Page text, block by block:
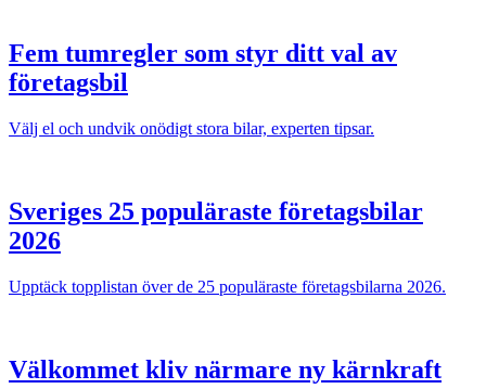
Fem tumregler som styr ditt val av
företagsbil
Välj el och undvik onödigt stora bilar, experten tipsar.
Sveriges 25 populäraste företagsbilar
2026
Upptäck topplistan över de 25 populäraste företagsbilarna 2026.
Välkommet kliv närmare ny kärnkraft